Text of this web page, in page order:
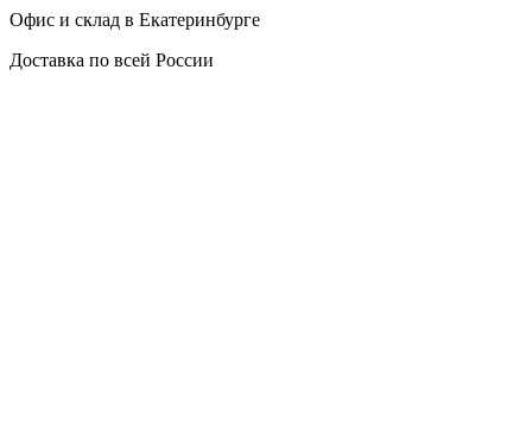
Офис и склад в Екатеринбурге
Доставка по всей России